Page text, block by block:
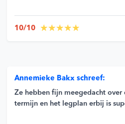
10/10
Annemieke Bakx schreef:
Ze hebben fijn meegedacht
termijn en het legplan erbij is